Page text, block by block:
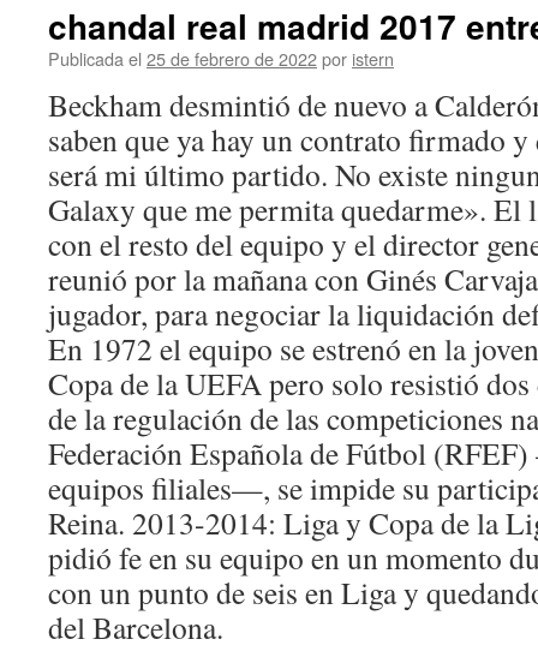
chandal real madrid 2017
Publicada el 25 de febrero de 2022por istern
Beckham desmintió de nuevo a
saben que ya hay un contrato firmado
será mi último partido. No existe
Galaxy que me permita quedarme». El
con el resto del equipo y el director
reunió por la mañana con Ginés
jugador, para negociar la liquidación
En 1972 el equipo se estrenó en la
Copa de la UEFA pero solo resistió
de la regulación de las competiciones
Federación Española de Fútbol
equipos filiales—, se impide su
Reina. 2013-2014: Liga y Copa de la
pidió fe en su equipo en un momento
con un punto de seis en Liga y
del Barcelona.